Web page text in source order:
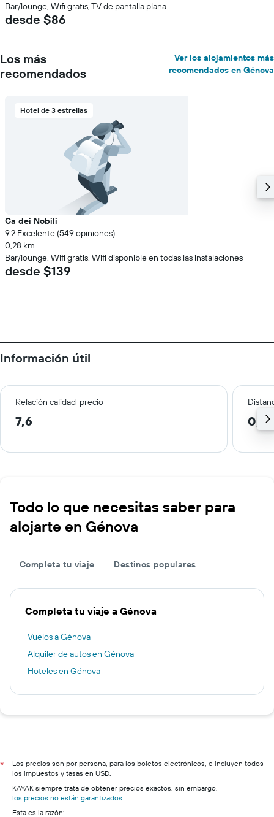
Bar/lounge, Wifi gratis, TV de pantalla plana
desde $86
Los más
recomendados
Ver los alojamientos más
recomendados en Génova
Hotel de 3 estrellas
Ca dei Nobili
9.2 Excelente (549 opiniones)
0,28 km
Bar/lounge, Wifi gratis, Wifi disponible en todas las instalaciones
desde $139
Información útil
Relación calidad-precio
7,6 0,6
Todo lo que necesitas saber para
alojarte en Génova
Completa tu viaje Destinos populares
Completa tu viaje a Génova
Vuelos a Génova
Alquiler de autos en Génova
Hoteles en Génova
*
Los precios son por persona, para los boletos electrónicos, e incluyen todos
los impuestos y tasas en USD.
KAYAK siempre trata de obtener precios exactos, sin embargo,
los precios no están garantizados.
Esta es la razón: